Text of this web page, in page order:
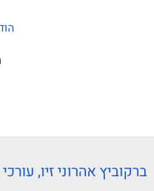
ברקוביץ אהרוני זיו, עורכי